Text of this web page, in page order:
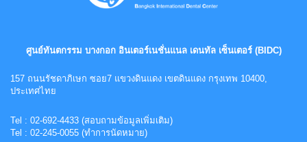
ศูนย์ทันตกรรม บางกอก อินเตอร์เนชั่นแนล เดนทัล เซ็นเตอร์ (BIDC)
157 ถนนรัชดาภิเษก ซอย7 แขวงดินแดง เขตดินแดง กรุงเทพ 10400,
ประเทศไทย
Tel : 02-692-4433 (สอบถามข้อมูลเพิ่มเติม)
Tel : 02-245-0055 (ทำการนัดหมาย)